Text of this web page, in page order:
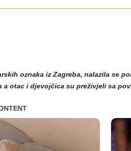
oznaka iz Zagreba, nalazila se
a otac i djevojčica su preživjeli sa